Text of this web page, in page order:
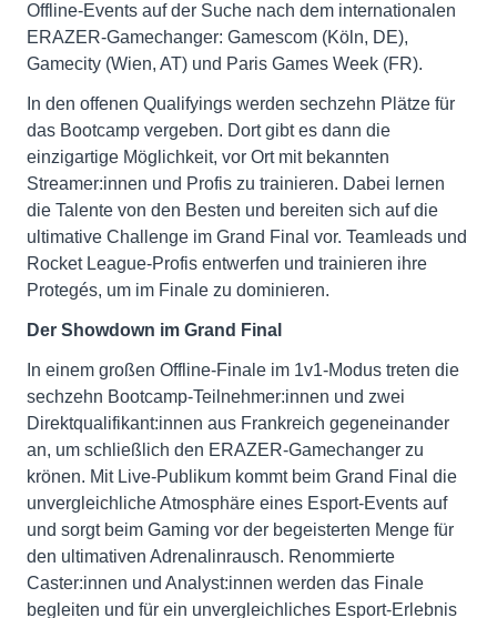
Offline-Events auf der Suche nach dem internationalen
ERAZER-Gamechanger: Gamescom (Köln, DE),
Gamecity (Wien, AT) und Paris Games Week (FR).
In den offenen Qualifyings werden sechzehn Plätze für
das Bootcamp vergeben. Dort gibt es dann die
einzigartige Möglichkeit, vor Ort mit bekannten
Streamer:innen und Profis zu trainieren. Dabei lernen
die Talente von den Besten und bereiten sich auf die
ultimative Challenge im Grand Final vor. Teamleads und
Rocket League-Profis entwerfen und trainieren ihre
Protegés, um im Finale zu dominieren.
Der Showdown im Grand Final
In einem großen Offline-Finale im 1v1-Modus treten die
sechzehn Bootcamp-Teilnehmer:innen und zwei
Direktqualifikant:innen aus Frankreich gegeneinander
an, um schließlich den ERAZER-Gamechanger zu
krönen. Mit Live-Publikum kommt beim Grand Final die
unvergleichliche Atmosphäre eines Esport-Events auf
und sorgt beim Gaming vor der begeisterten Menge für
den ultimativen Adrenalinrausch. Renommierte
Caster:innen und Analyst:innen werden das Finale
begleiten und für ein unvergleichliches Esport-Erlebnis